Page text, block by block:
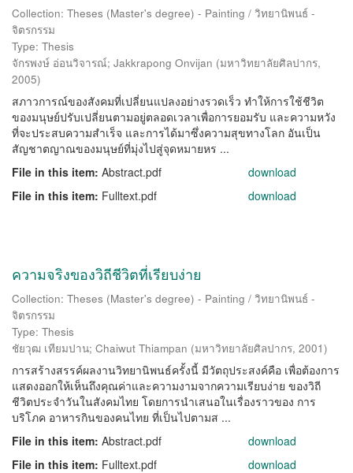
Collection: Theses (Master's degree) - Painting / วิทยานิพนธ์ -
จิตรกรรม
Type: Thesis
จักรพงษ์ อ่อนวิจารณ์; Jakkrapong Onvijan (มหาวิทยาลัยศิลปากร,
2005)
สภาวการณ์ของสังคมที่เปลี่ยนแปลงอย่างรวดเร็ว ทำให้การใช้ชีวิต
ของมนุษย์ปรับเปลี่ยนตามอยู่ตลอดเวลาเพื่อการยอมรับ และความหวัง
ที่จะประสบความสำเร็จ และการได้มาซึ่งความสุขทางโลก อันเป็น
สัญชาตญาณของมนุษย์ที่มุ่งไปสู่จุดหมายหร ...
File in this item: Abstract.pdf
download
File in this item: Fulltext.pdf download
ความจริงของวิถีชีวิตที่เรียบง่าย
Collection: Theses (Master's degree) - Painting / วิทยานิพนธ์ -
จิตรกรรม
Type: Thesis
ชัยวุฒ เทียมปาน; Chaiwut Thiampan (มหาวิทยาลัยศิลปากร, 2001)
การสร้างสรรค์ผลงานวิทยานิพนธ์ครั้งนี้ มีวัตถุประสงค์คือ เพื่อต้องการ
แสดงออกให้เห็นถึงคุณค่าและความงามจากความเรียบง่าย ของวิถี
ชีวิตประจำวันในสังคมไทย โดยการนำเสนอในเรื่องราวของ การ
บริโภค อาหารกินของคนไทย ที่เป็นไปตามส ...
File in this item: Abstract.pdf
download
File in this item: Fulltext.pdf download